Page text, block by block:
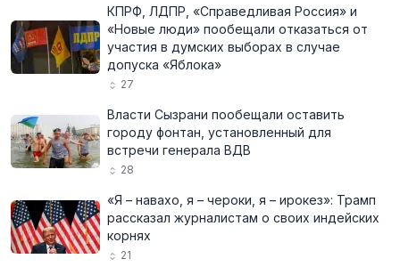
КПРФ, ЛДПР, «Справедливая Россия» и
«Новые люди» пообещали отказаться от
участия в думских выборах в случае
допуска «Яблока»
27
Власти Сызрани пообещали оставить
городу фонтан, установленный для
встречи генерала ВДВ
28
«Я – навахо, я – чероки, я – ирокез»: Трамп
рассказал журналистам о своих индейских
корнях
21